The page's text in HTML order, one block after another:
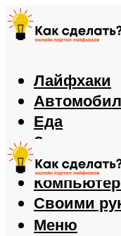
Лайфхаки
Еда
Здоровье
Игры и
Своими
Меню